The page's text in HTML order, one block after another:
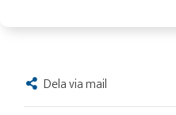
Dela via mail